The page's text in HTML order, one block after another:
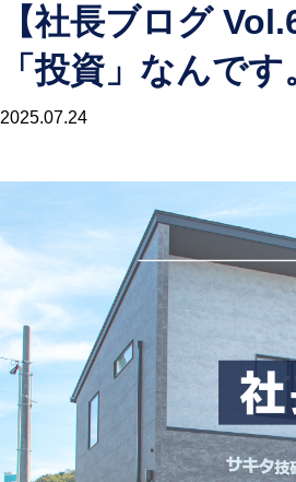
【社長ブログ
「投資」なんです
2025.07.24